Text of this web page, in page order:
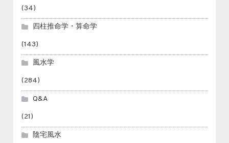
(34)
四柱推命学・算命学
(143)
風水学
(284)
Q&A
(21)
陰宅風水